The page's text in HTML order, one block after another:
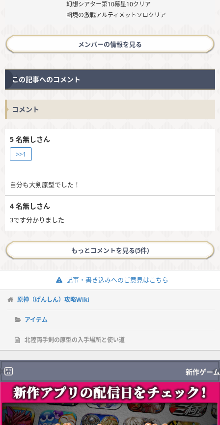
幻想シアター第10幕星10クリア
幽境の激戦アルティメットソロクリア
メンバーの情報を見る
この記事へのコメント
コメント
5 名無しさん
>>1
自分も大剣原型でした！
4 名無しさん
3です分かりました
もっとコメントを見る(5件)
記事・書き込みへのご意見はこちら
原神（げんしん）攻略Wiki
アイテム
北陸両手剣の原型の入手場所と使い道
新作ゲーム